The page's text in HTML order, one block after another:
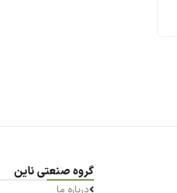
گروه صنعتی ناین
درباره ما